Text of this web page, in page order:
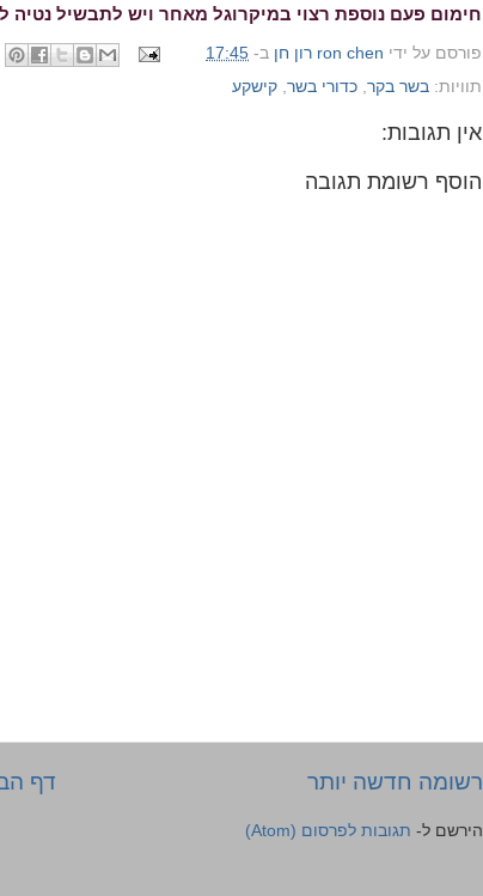
חימום פעם נוספת רצוי במיקרוגל מאחר ויש לתבשיל נטיה
פורסם על ידי ron chen רון חן ב- 17:45
תוויות: בשר בקר כדורי בשר קישקע
אין תגובות:
הוסף רשומת תגובה
רשומה חדשה יותר דף
הירשם ל- תגובות לפרסום (Atom)